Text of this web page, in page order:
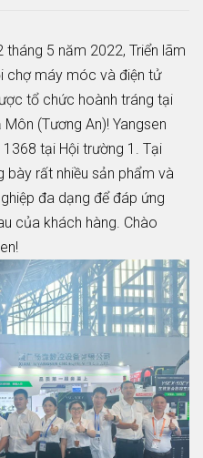
5 năm 2022, Triển lãm
chợ máy móc và điện tử
tổ chức hoành tráng tại
(Tương An)! Yangsen
tại Hội trường 1. Tại
bày rất nhiều sản phẩm và
đa dạng để đáp ứng
của khách hàng. Chào